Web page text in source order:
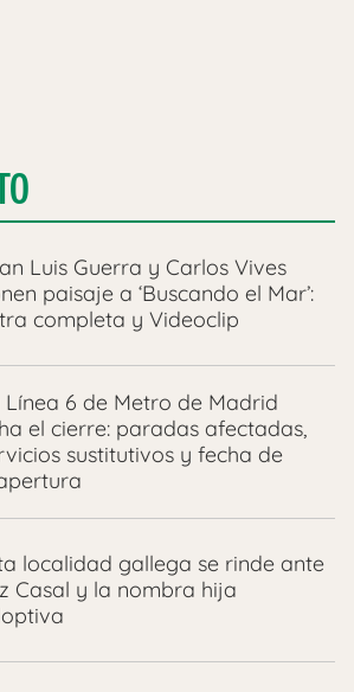
Luis Guerra y Carlos Vives
paisaje a ‘Buscando el Mar’:
completa y Videoclip
Línea 6 de Metro de Madrid
el cierre: paradas afectadas,
sustitutivos y fecha de
localidad gallega se rinde ante
Casal y la nombra hija